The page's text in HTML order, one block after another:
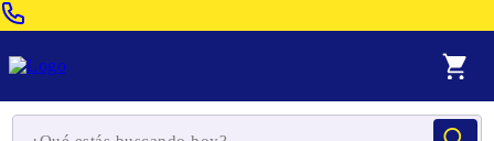
WhatsApp: (302) 262-4104